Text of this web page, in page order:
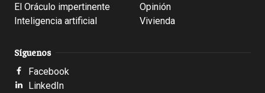
El Oráculo impertinente
Inteligencia artificial
Opinión
Vivienda
Síguenos
Facebook
LinkedIn